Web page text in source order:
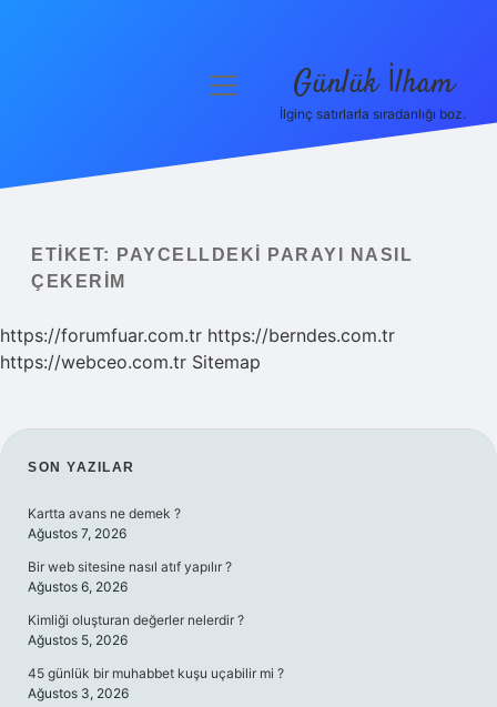
Yasal Uyarı
menüyü
Günlük İlham
İlginç satırlarla sıradanlığı boz.
ETIKET:
PAYCELLDEKI PARAYI NASIL
ÇEKERIM
https://forumfuar.com.tr https://berndes.com.tr
https://webceo.com.tr Sitemap
SIDEBAR
SON YAZILAR
Kartta avans ne demek ?
Ağustos 7, 2026
Bir web sitesine nasıl atıf yapılır ?
Ağustos 6, 2026
Kimliği oluşturan değerler nelerdir ?
Ağustos 5, 2026
45 günlük bir muhabbet kuşu uçabilir mi ?
Ağustos 3, 2026